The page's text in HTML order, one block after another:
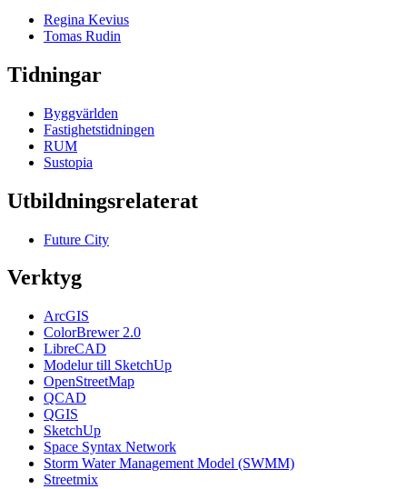
Regina Kevius
Tomas Rudin
Tidningar
Byggvärlden
Fastighetstidningen
RUM
Sustopia
Utbildningsrelaterat
Future City
Verktyg
ArcGIS
ColorBrewer 2.0
LibreCAD
Modelur till SketchUp
OpenStreetMap
QCAD
QGIS
SketchUp
Space Syntax Network
Storm Water Management Model (SWMM)
Streetmix